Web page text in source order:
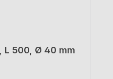
L 500, Ø 40 mm